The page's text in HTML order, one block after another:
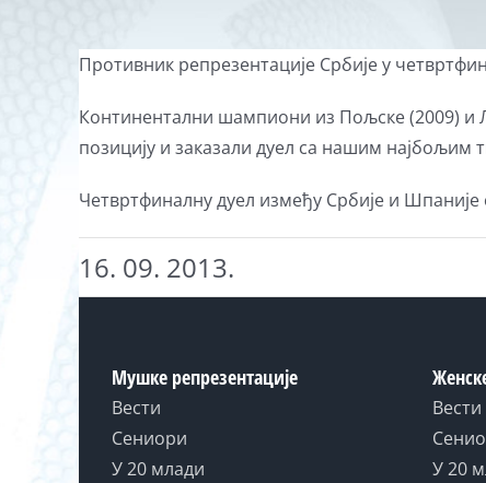
Противник репрезентације Србије у
Континентални шампиони из Пољске (2009) и
позицију и заказали дуел са нашим најбољим
Четвртфиналну дуел између Србије и
16. 09. 2013.
Мушке репрезентације
Вести
Сениори
У 20 млади
Вести
У 20